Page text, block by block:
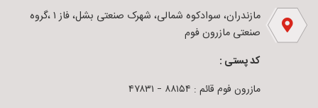
مازندران، سوادکوه شمالی، شهرک صنعتی بشل، فاز ۱ ،گروه
صنعتی مازرون فوم
کد پستی :
مازرون فوم قائم : ۸۸۱۵۴ – ۴۷۸۳۱